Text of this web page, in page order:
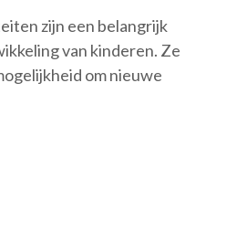
zijn een belangrijk
van kinderen. Ze
om nieuwe